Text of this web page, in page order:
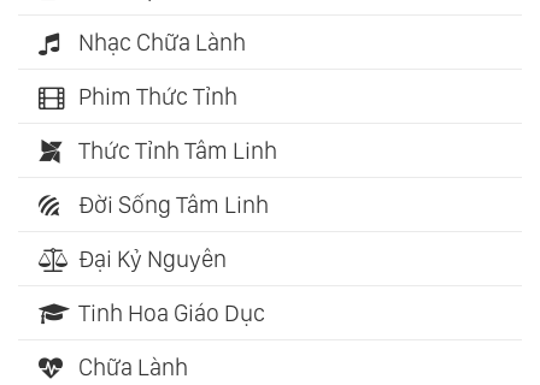
Nhạc Chữa Lành
Phim Thức Tỉnh
Thức Tỉnh Tâm Linh
Đời Sống Tâm Linh
Đại Kỷ Nguyên
Tinh Hoa Giáo Dục
Chữa Lành